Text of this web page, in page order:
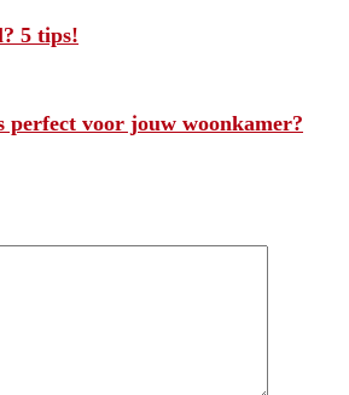
5 tips!
perfect voor jouw woonkamer?